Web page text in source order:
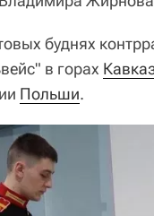
буднях
в горах
Польши.